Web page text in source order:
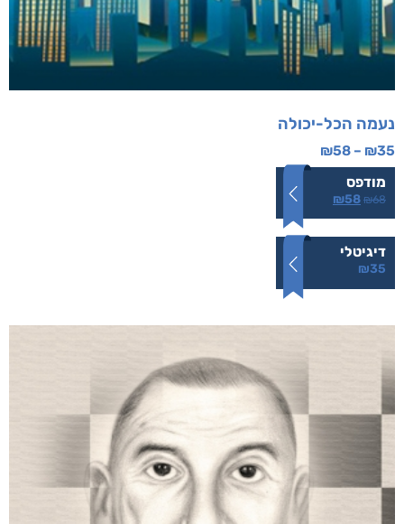
נעמה הכל-יכולה
₪35
–
₪58
מודפס
₪68
₪58
דיגיטלי
₪35